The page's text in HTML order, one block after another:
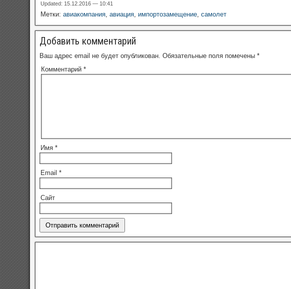
Updated: 15.12.2016 — 10:41
Метки: авиакомпания, авиация, импортозамещение, самолет
Добавить комментарий
Ваш адрес email не будет опубликован. Обязательные поля помечены *
Комментарий *
Имя *
Email *
Сайт